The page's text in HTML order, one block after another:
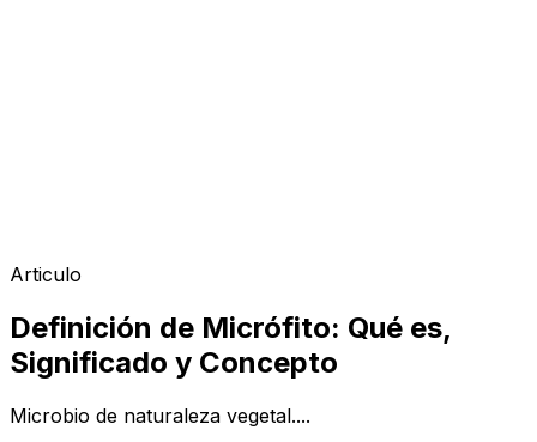
Articulo
Definición de Micrófito: Qué es,
Significado y Concepto
Microbio de naturaleza vegetal....